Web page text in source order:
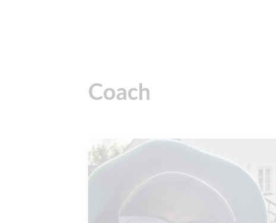
Coach